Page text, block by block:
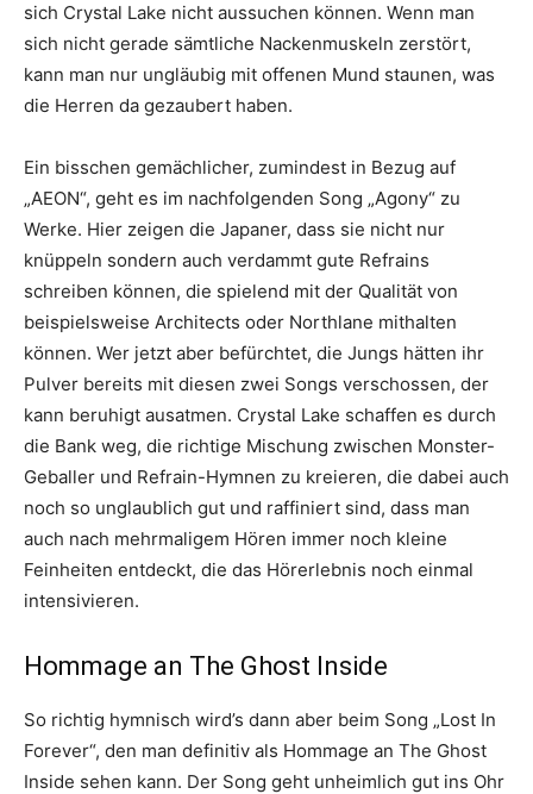
sich Crystal Lake nicht aussuchen können. Wenn man
sich nicht gerade sämtliche Nackenmuskeln zerstört,
kann man nur ungläubig mit offenen Mund staunen, was
die Herren da gezaubert haben.
Ein bisschen gemächlicher, zumindest in Bezug auf
„AEON“, geht es im nachfolgenden Song „Agony“ zu
Werke. Hier zeigen die Japaner, dass sie nicht nur
knüppeln sondern auch verdammt gute Refrains
schreiben können, die spielend mit der Qualität von
beispielsweise Architects oder Northlane mithalten
können. Wer jetzt aber befürchtet, die Jungs hätten ihr
Pulver bereits mit diesen zwei Songs verschossen, der
kann beruhigt ausatmen. Crystal Lake schaffen es durch
die Bank weg, die richtige Mischung zwischen Monster-
Geballer und Refrain-Hymnen zu kreieren, die dabei auch
noch so unglaublich gut und raffiniert sind, dass man
auch nach mehrmaligem Hören immer noch kleine
Feinheiten entdeckt, die das Hörerlebnis noch einmal
intensivieren.
Hommage an The Ghost Inside
So richtig hymnisch wird’s dann aber beim Song „Lost In
Forever“, den man definitiv als Hommage an The Ghost
Inside sehen kann. Der Song geht unheimlich gut ins Ohr